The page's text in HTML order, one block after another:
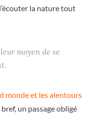
la nature tout
moyen de se
monde et les alentours
bref, un passage obligé